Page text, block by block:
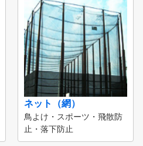
ネット（網）
鳥よけ・スポーツ・飛散防
止・落下防止